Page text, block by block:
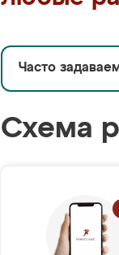
Часто
Схема